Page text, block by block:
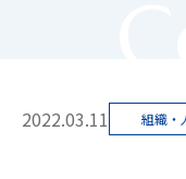
2022.03.11 組織・